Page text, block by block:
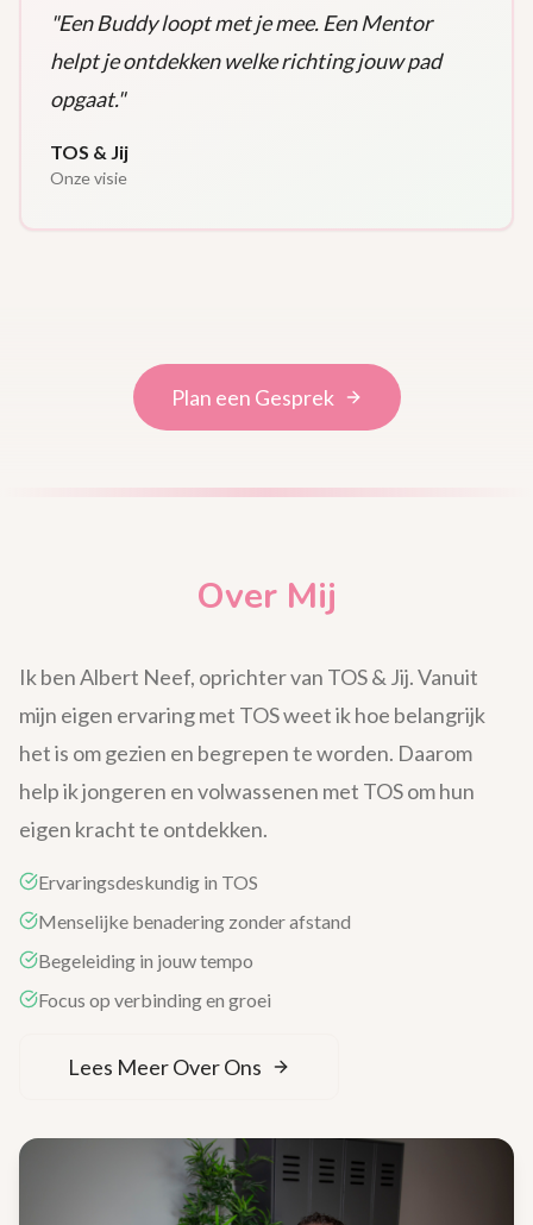
"Een Buddy loopt met je mee. Een Mentor
helpt je ontdekken welke richting jouw pad
opgaat."
TOS & Jij
Onze visie
Plan een Gesprek
Over Mij
Ik ben Albert Neef, oprichter van TOS & Jij. Vanuit
mijn eigen ervaring met TOS weet ik hoe belangrijk
het is om gezien en begrepen te worden. Daarom
help ik jongeren en volwassenen met TOS om hun
eigen kracht te ontdekken.
Ervaringsdeskundig in TOS
Menselijke benadering zonder afstand
Begeleiding in jouw tempo
Focus op verbinding en groei
Lees Meer Over Ons